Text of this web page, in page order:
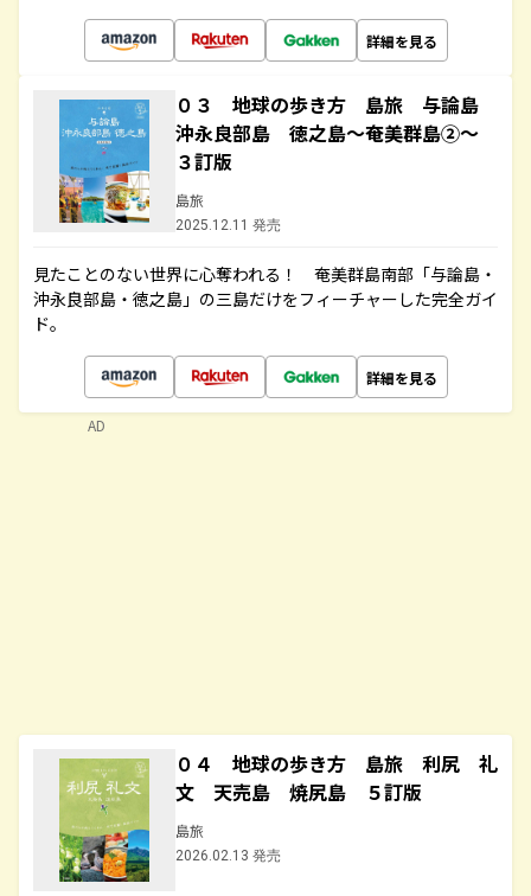
詳細を見る
０３ 地球の歩き方 島旅 与論島
沖永良部島 徳之島～奄美群島②～
３訂版
島旅
2025.12.11 発売
見たことのない世界に心奪われる！ 奄美群島南部「与論島・
沖永良部島・徳之島」の三島だけをフィーチャーした完全ガイ
ド。
詳細を見る
０４ 地球の歩き方 島旅 利尻 礼
文 天売島 焼尻島 ５訂版
島旅
2026.02.13 発売
AD